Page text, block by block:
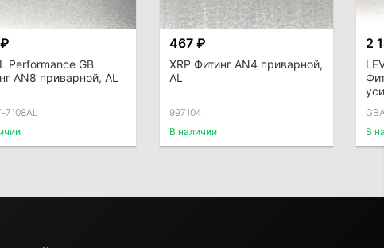
Performance GB
AN8 приварной, AL
7108AL
467 ₽
XRP Фитинг AN4 приварной,
AL
997104
В наличии
2
В